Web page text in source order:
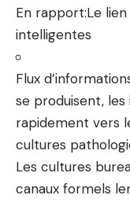
En rapport:Le
intelligentes
Flux
se produisent,
rapidement vers
cultures
Les cultures
canaux formels